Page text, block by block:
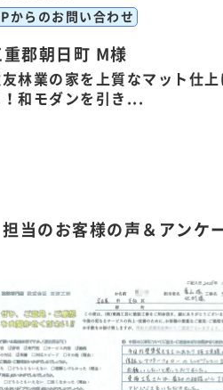
からのお問い合わせ
重郡朝日町 M様
林業の家を上質なマット仕上
！和モダンを引き...
担当のお客様の声＆アンケ